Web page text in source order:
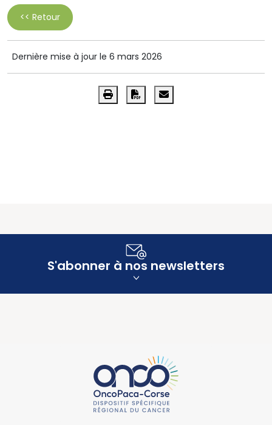
<< Retour
Dernière mise à jour le 6 mars 2026
S'abonner à nos newsletters